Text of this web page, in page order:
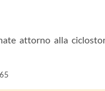
attorno alla